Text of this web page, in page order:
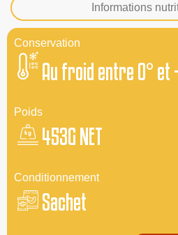
Informations
Conservation
Au froid entre 0° et
Poids
453G NET
Conditionnement
Sachet